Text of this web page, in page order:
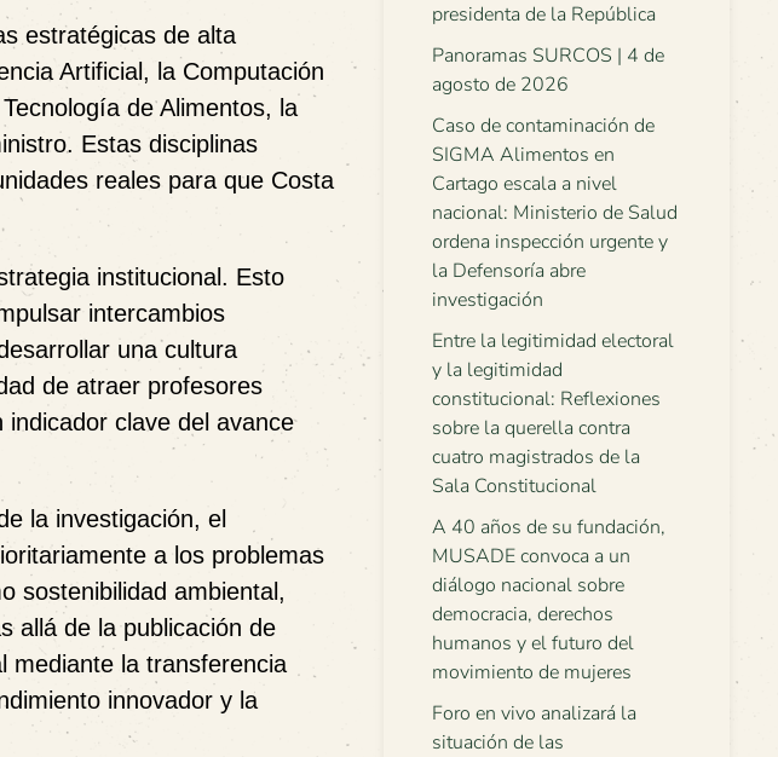
estratégicas de alta
Artificial, la Computación
de Alimentos, la
Estas disciplinas
reales para que Costa
institucional. Esto
intercambios
una cultura
de atraer profesores
clave del avance
la investigación, el
a los problemas
sostenibilidad ambiental,
allá de la publicación de
mediante la transferencia
innovador y la
presidenta de la República
Panoramas SURCOS | 4 de
agosto de 2026
Caso de contaminación de
SIGMA Alimentos en
Cartago escala a nivel
nacional: Ministerio de Salud
ordena inspección urgente y
la Defensoría abre
investigación
Entre la legitimidad electoral
y la legitimidad
constitucional: Reflexiones
sobre la querella contra
cuatro magistrados de la
Sala Constitucional
A 40 años de su fundación,
MUSADE convoca a un
diálogo nacional sobre
democracia, derechos
humanos y el futuro del
movimiento de mujeres
Foro en vivo analizará la
situación de las